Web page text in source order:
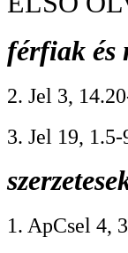
férfiak és
2. Jel 3,
3. Jel 19,
1. ApCsel 4,